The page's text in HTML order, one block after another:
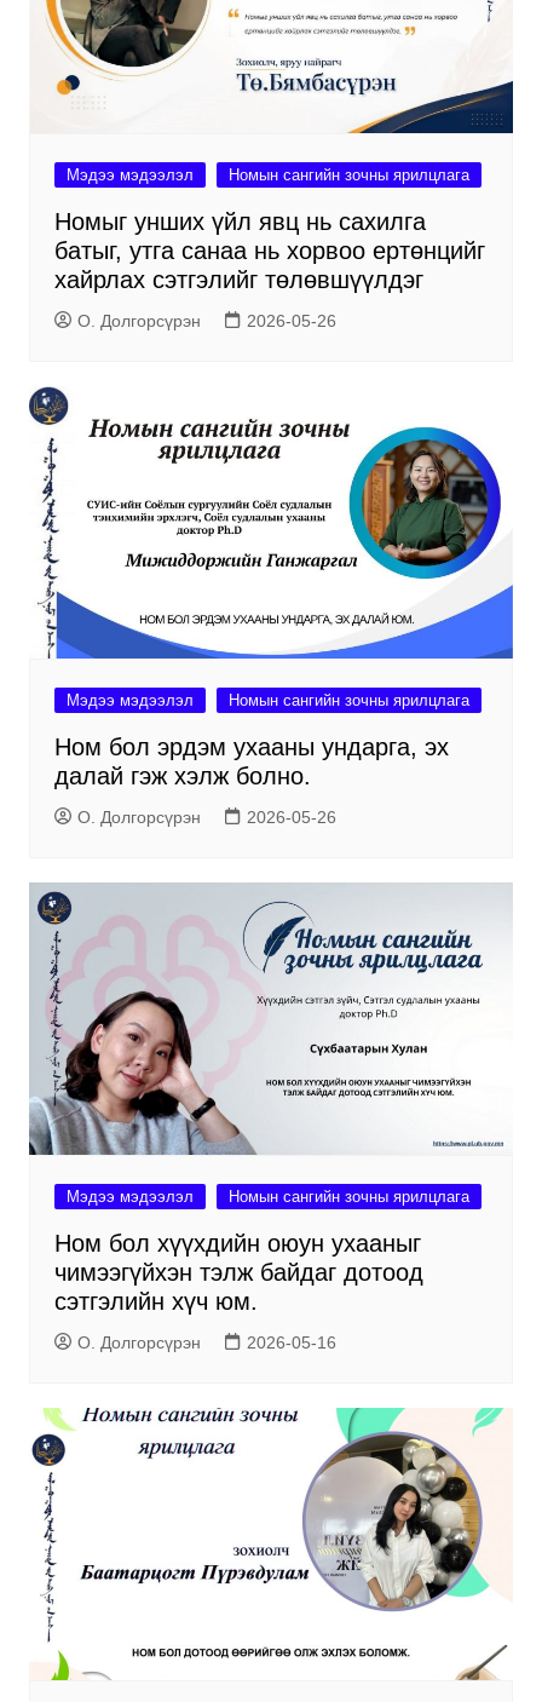
Мэдээ мэдээлэл Номын сангийн зочны ярилцлага
Номыг унших үйл явц нь сахилга
батыг, утга санаа нь хорвоо ертөнцийг
хайрлах сэтгэлийг төлөвшүүлдэг
О. Долгорсүрэн 2026-05-26
Мэдээ мэдээлэл Номын сангийн зочны ярилцлага
Ном бол эрдэм ухааны ундарга, эх
далай гэж хэлж болно.
О. Долгорсүрэн 2026-05-26
Мэдээ мэдээлэл Номын сангийн зочны ярилцлага
Ном бол хүүхдийн оюун ухааныг
чимээгүйхэн тэлж байдаг дотоод
сэтгэлийн хүч юм.
О. Долгорсүрэн 2026-05-16